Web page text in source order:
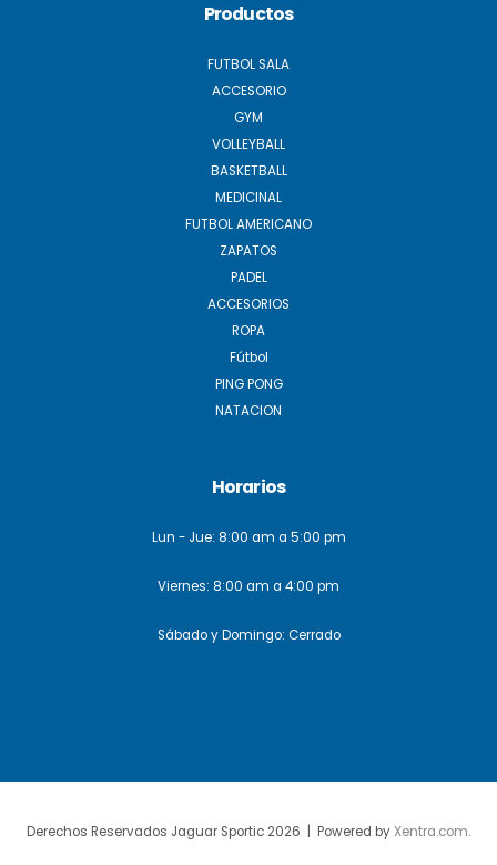
Productos
FUTBOL SALA
ACCESORIO
GYM
VOLLEYBALL
BASKETBALL
MEDICINAL
FUTBOL AMERICANO
ZAPATOS
PADEL
ACCESORIOS
ROPA
Fútbol
PING PONG
NATACION
Horarios
Lun - Jue: 8:00 am a 5:00 pm
Viernes: 8:00 am a 4:00 pm
Sábado y Domingo: Cerrado
Derechos Reservados Jaguar Sportic 2026 | Powered byXentra.com.